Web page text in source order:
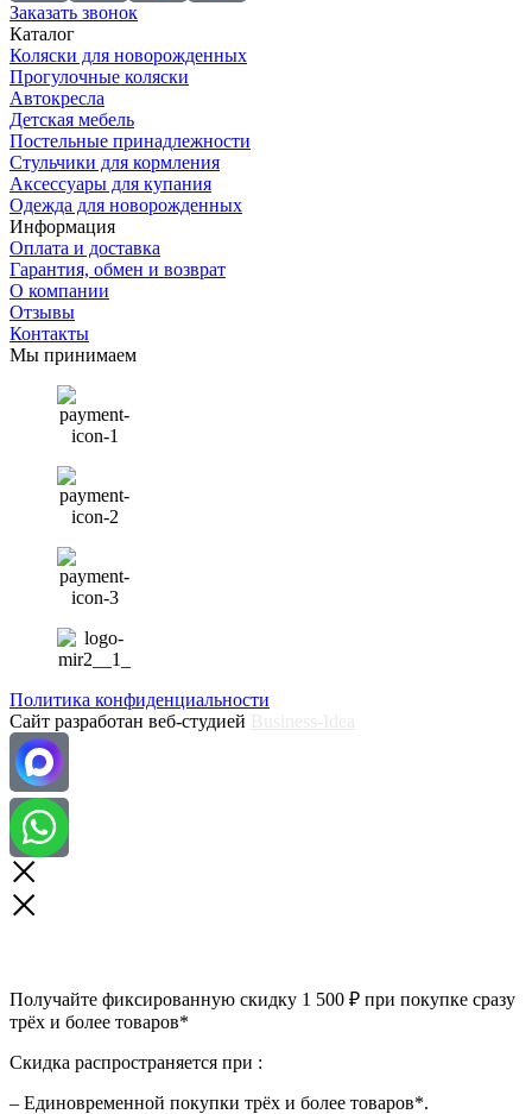
Заказать звонок
Каталог
Коляски для новорожденных
Прогулочные коляски
Автокресла
Детская мебель
Постельные принадлежности
Стульчики для кормления
Аксессуары для купания
Одежда для новорожденных
Информация
Оплата и доставка
Гарантия, обмен и возврат
О компании
Отзывы
Контакты
Мы принимаем
Политика конфиденциальности
Сайт разработан веб-студией
Получайте фиксированную скидку 1 500 ₽ при покупке сразу
трёх и более товаров*
Скидка распространяется при :
– Единовременной покупки трёх и более товаров*.